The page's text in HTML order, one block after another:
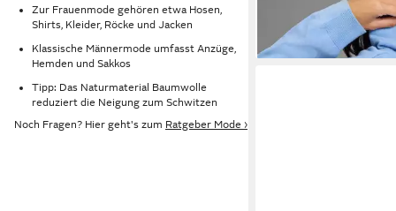
Zur Frauenmode gehören etwa Hosen,
Shirts, Kleider, Röcke und Jacken
Klassische Männermode umfasst Anzüge,
Hemden und Sakkos
Tipp: Das Naturmaterial Baumwolle
reduziert die Neigung zum Schwitzen
Noch Fragen? Hier geht's zum Ratgeber Mode ›